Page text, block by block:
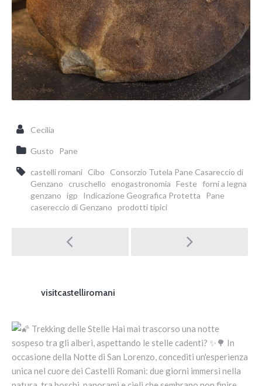
Cecilia
Gusto Pane
castelli romani Cibo
Consorzio Tutela Pane Casareccio di
Genzano
cruschello enogastronomia Feste forni a legna
genzano igp Indicazione Geografica Protetta
Pane
casereccio di Genzano prodotti tipici
Post navigation
visitcastelliromani